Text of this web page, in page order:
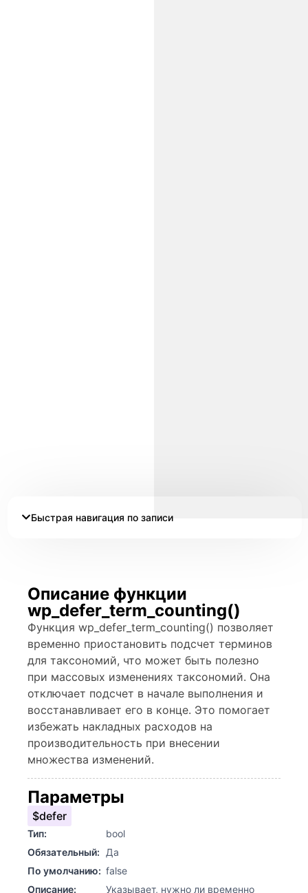
Быстрая навигация по записи
Описание функции
wp_defer_term_counting()
Функция wp_defer_term_counting() позволяет
временно приостановить подсчет терминов
для таксономий, что может быть полезно
при массовых изменениях таксономий. Она
отключает подсчет в начале выполнения и
восстанавливает его в конце. Это помогает
избежать накладных расходов на
производительность при внесении
множества изменений.
Параметры
$defer
Тип:
bool
Обязательный:
Да
По умолчанию: false
Описание:
Указывает, нужно ли временно